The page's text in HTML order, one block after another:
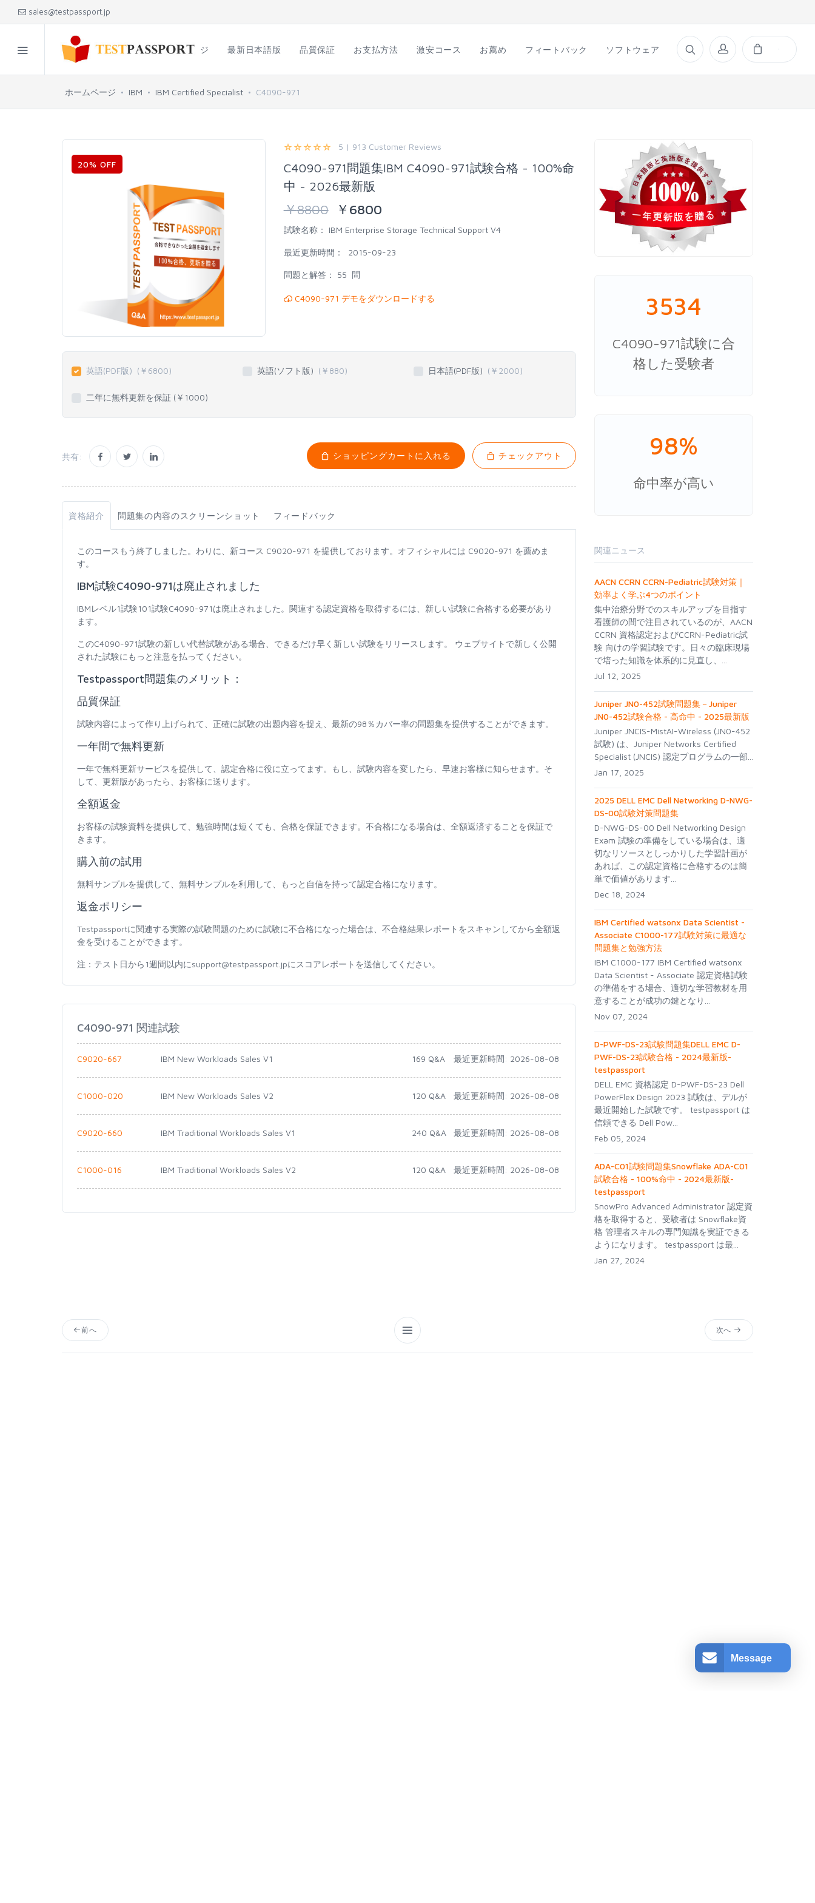
sales@testpassport.jp
ホームページ 最新日本語版 品質保証 お支払方法 激安コース お薦め フィートバック ソフトウェア
ホームページ IBM IBM Certified Specialist C4090-971
20% OFF
5 | 913 Customer Reviews
C4090-971問題集IBM C4090-971試験合格 - 100%命
中 - 2026最新版
￥8800￥ 6800
試験名称： IBM Enterprise Storage Technical Support V4
最近更新時間： 2015-09-23
問題と解答： 55 問
C4090-971 デモをダウンロードする
英語(PDF版) (￥ 6800) 英語(ソフト版) (￥ 880) 日本語(PDF版) (￥ 2000)
二年に無料更新を保証 (￥ 1000)
共有: ショッピングカートに入れる チェックアウト
資格紹介 問題集の内容のスクリーンショット フィードバック
このコースもう終了しました。わりに、新コース C9020-971 を提供しております。オフィシャルには C9020-971 を薦めま
す。
IBM試験C4090-971は廃止されました
IBMレベル1試験101試験C4090-971は廃止されました。関連する認定資格を取得するには、新しい試験に合格する必要があり
ます。
このC4090-971試験の新しい代替試験がある場合、できるだけ早く新しい試験をリリースします。 ウェブサイトで新しく公開
された試験にもっと注意を払ってください。
Testpassport問題集のメリット：
品質保証
試験内容によって作り上げられて、正確に試験の出題内容を捉え、最新の98％カバー率の問題集を提供することができます。
一年間で無料更新
一年で無料更新サービスを提供して、認定合格に役に立ってます。もし、試験内容を変したら、早速お客様に知らせます。そ
して、更新版があったら、お客様に送ります。
全額返金
お客様の試験資料を提供して、勉強時間は短くても、合格を保証できます。不合格になる場合は、全額返済することを保証で
きます。
購入前の試用
無料サンプルを提供して、無料サンプルを利用して、もっと自信を持って認定合格になります。
返金ポリシー
Testpassportに関連する実際の試験問題のために試験に不合格になった場合は、不合格結果レポートをスキャンしてから全額返
金を受けることができます。
注：テスト日から1週間以内にsupport@testpassport.jpにスコアレポートを送信してください。
C4090-971 関連試験
C9020-667 IBM New Workloads Sales V1 169 Q&A 最近更新時間: 2026-08-08
C1000-020 IBM New Workloads Sales V2 120 Q&A 最近更新時間: 2026-08-08
C9020-660 IBM Traditional Workloads Sales V1 240 Q&A 最近更新時間: 2026-08-08
C1000-016 IBM Traditional Workloads Sales V2 120 Q&A 最近更新時間: 2026-08-08
3534
C4090-971試験に合
格した受験者
98%
命中率が高い
関連ニュース
AACN CCRN CCRN-Pediatric試験対策｜
効率よく学ぶ4つのポイント
集中治療分野でのスキルアップを目指す
看護師の間で注目されているのが、AACN
CCRN 資格認定およびCCRN-Pediatric試
験 向けの学習試験です。日々の臨床現場
で培った知識を体系的に見直し、...
Jul 12, 2025
Juniper JN0-452試験問題集－Juniper
JN0-452試験合格 - 高命中 - 2025最新版
Juniper JNCIS-MistAI-Wireless (JN0-452
試験) は、Juniper Networks Certified
Specialist (JNCIS) 認定プログラムの一部...
Jan 17, 2025
2025 DELL EMC Dell Networking D-NWG-
DS-00試験対策問題集
D-NWG-DS-00 Dell Networking Design
Exam 試験の準備をしている場合は、適
切なリソースとしっかりした学習計画が
あれば、この認定資格に合格するのは簡
単で価値があります...
Dec 18, 2024
IBM Certified watsonx Data Scientist -
Associate C1000-177試験対策に最適な
問題集と勉強方法
IBM C1000-177 IBM Certified watsonx
Data Scientist - Associate 認定資格試験
の準備をする場合、適切な学習教材を用
意することが成功の鍵となり...
Nov 07, 2024
D-PWF-DS-23試験問題集DELL EMC D-
PWF-DS-23試験合格 - 2024最新版-
testpassport
DELL EMC 資格認定 D-PWF-DS-23 Dell
PowerFlex Design 2023 試験は、デルが
最近開始した試験です。 testpassport は
信頼できる Dell Pow...
Feb 05, 2024
ADA-C01試験問題集Snowflake ADA-C01
試験合格 - 100%命中 - 2024最新版-
testpassport
SnowPro Advanced Administrator 認定資
格を取得すると、受験者は Snowflake資
格 管理者スキルの専門知識を実証できる
ようになります。 testpassport は最...
Jan 27, 2024
前へ 次へ
Message